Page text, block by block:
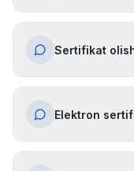
Sertifikat
Elektron